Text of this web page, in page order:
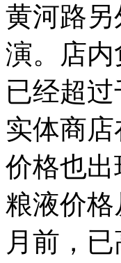
黄河路
演。店
已经超
实体商
价格也
粮液价
月前，